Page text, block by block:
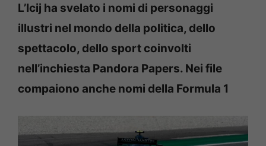
L’Icij ha svelato i nomi di personaggi
illustri nel mondo della politica, dello
spettacolo, dello sport coinvolti
nell’inchiesta Pandora Papers. Nei file
compaiono anche nomi della Formula 1